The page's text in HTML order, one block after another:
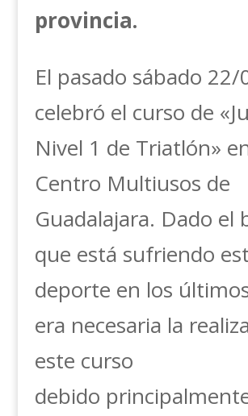
provincia.
El pasado sábado
celebró el curso de
Nivel 1 de Triatlón»
Centro Multiusos de
Guadalajara. Dado el
que está sufriendo
deporte en los
era necesaria la
este curso
debido